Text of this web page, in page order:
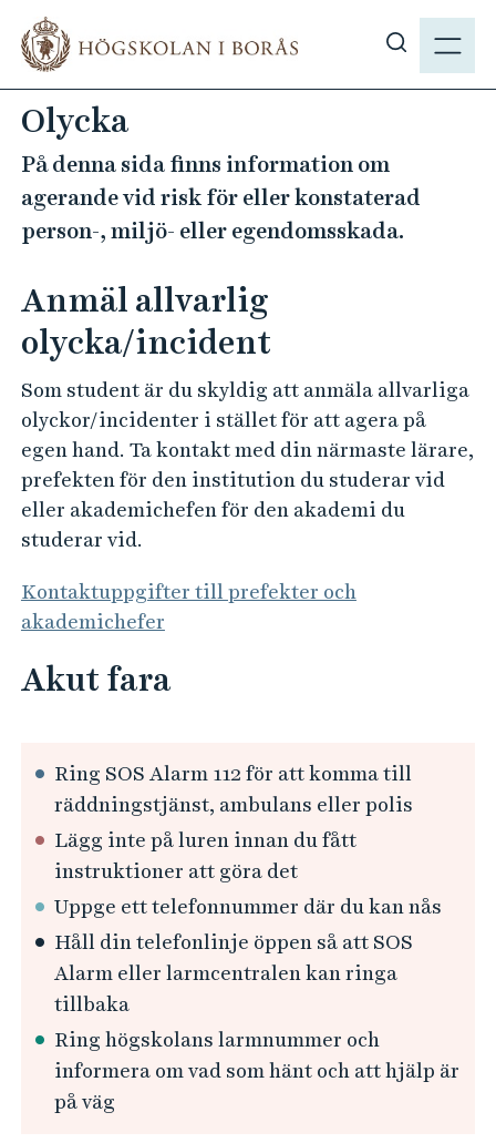
N
i
a
s
ö
k
.
s
e
Olycka
På denna sida finns information om
agerande vid risk för eller konstaterad
person-, miljö- eller egendomsskada.
Anmäl allvarlig
olycka/incident
Som student är du skyldig att anmäla allvarliga
olyckor/incidenter i stället för att agera på
egen hand. Ta kontakt med din närmaste lärare,
prefekten för den institution du studerar vid
eller akademichefen för den akademi du
studerar vid.
Kontaktuppgifter till prefekter och
akademichefer
Akut fara
Ring SOS Alarm 112 för att komma till
räddningstjänst, ambulans eller polis
Lägg inte på luren innan du fått
instruktioner att göra det
Uppge ett telefonnummer där du kan nås
Håll din telefonlinje öppen så att SOS
Alarm eller larmcentralen kan ringa
tillbaka
Ring högskolans larmnummer och
informera om vad som hänt och att hjälp är
på väg